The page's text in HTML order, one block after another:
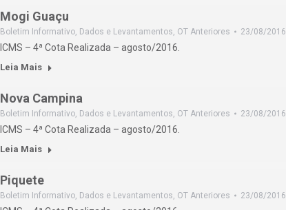
Mogi Guaçu
Boletim Informativo, Dados e Levantamentos, OT Anteriores 23/08/2016
ICMS – 4ª Cota Realizada – agosto/2016.
Leia Mais
Nova Campina
Boletim Informativo, Dados e Levantamentos, OT Anteriores 23/08/2016
ICMS – 4ª Cota Realizada – agosto/2016.
Leia Mais
Piquete
Boletim Informativo, Dados e Levantamentos, OT Anteriores 23/08/2016